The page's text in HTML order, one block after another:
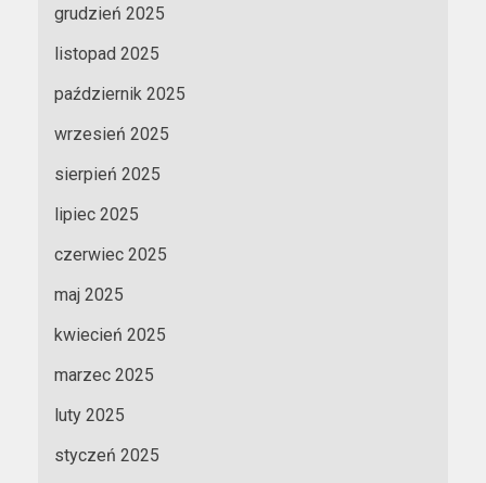
grudzień 2025
listopad 2025
październik 2025
wrzesień 2025
sierpień 2025
lipiec 2025
czerwiec 2025
maj 2025
kwiecień 2025
marzec 2025
luty 2025
styczeń 2025